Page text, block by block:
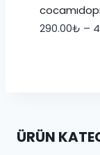
290.00₺ –
ÜRÜN